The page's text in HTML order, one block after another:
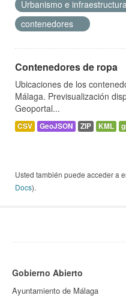
Urbanismo e
contenedores
Contenedores de ropa
Ubicaciones de los
Málaga. Previsualización
Geoportal...
CSV GeoJSON ZIP KML
Usted también puede acceder a
Docs).
Gobierno Abierto
Ayuntamiento de Málaga